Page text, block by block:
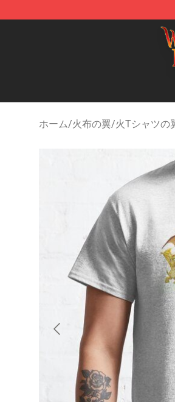
Wings of Fire Shop - Official
ホーム/火布の翼/火Tシャツの